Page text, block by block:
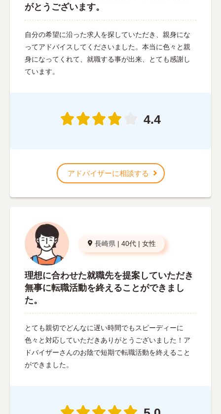
がとうございます。
自分の希望に沿った求人を探していただき、親身にな
ってアドバイスしてくださいました。本当に色々と親
身になってくれて、就職する事が出来、とても感謝し
ています。
4.4
アドバイザーに相談する
長崎県 | 40代 | 女性
理想に合わせた就職先を提案していただき
無事に転職活動を終えることができまし
た。
とても親切でどんなに遅い時間でもスピーディーに
色々と対応していただきありがとうございました！ア
ドバイザーさんのお陰で短期で転職活動を終えること
ができました。